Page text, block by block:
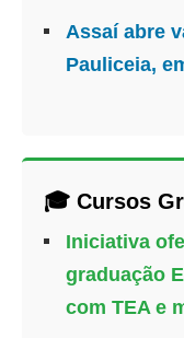
Assaí abre
Pauliceia,
🎓 Cursos
Iniciativa
graduação
com TEA e